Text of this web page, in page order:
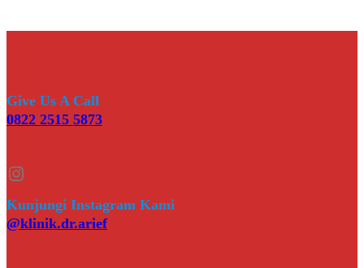
Give Us A Call
0822 2515 5873
Instagram
Kunjungi Instagram Kami
@klinik.dr.arief